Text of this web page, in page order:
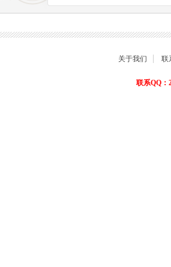
商品退货保障
关于我们 联
联系QQ：